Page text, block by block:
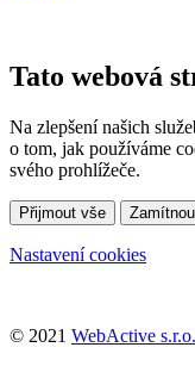
Tato webová
Na zlepšení našich
o tom, jak používáme
svého prohlížeče.
Přijmout vše
Nastavení cookies
© 2021 WebActive